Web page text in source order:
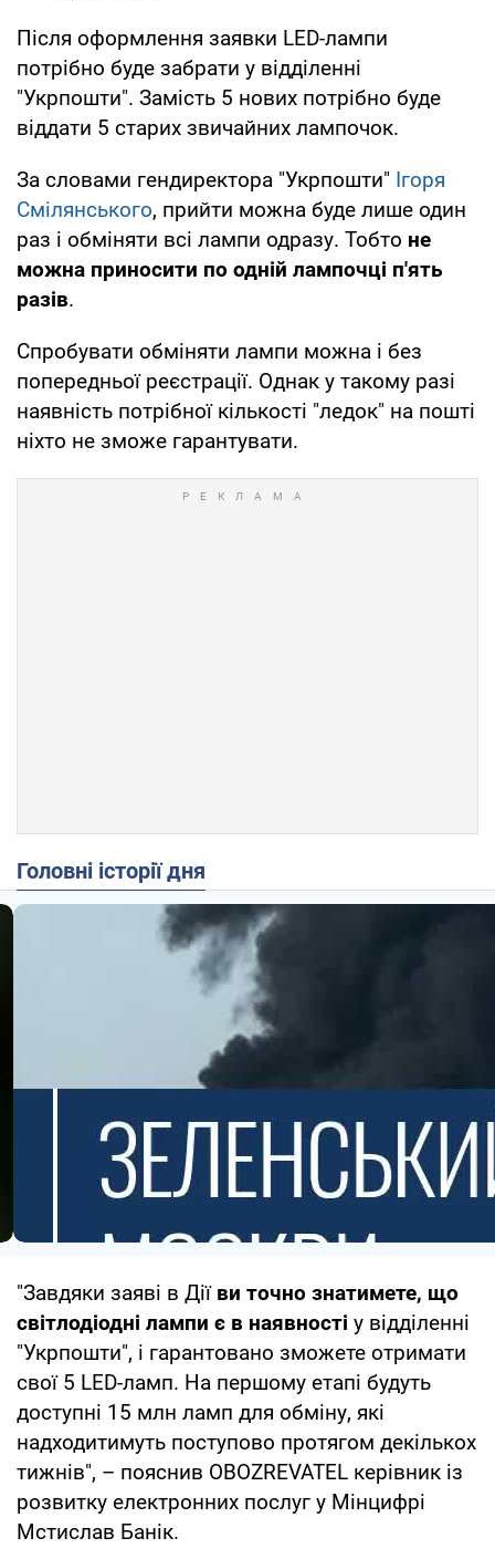
Після оформлення заявки LED-лампи
потрібно буде забрати у відділенні
"Укрпошти". Замість 5 нових потрібно буде
віддати 5 старих звичайних лампочок.
За словами гендиректора "Укрпошти" Ігоря
Смілянського, прийти можна буде лише один
раз і обміняти всі лампи одразу. Тобто не
можна приносити по одній лампочці п'ять
разів.
Спробувати обміняти лампи можна і без
попередньої реєстрації. Однак у такому разі
наявність потрібної кількості "ледок" на пошті
ніхто не зможе гарантувати.
Головні історії дня
"Завдяки заяві в Дії ви точно знатимете, що
світлодіодні лампи є в наявності у відділенні
"Укрпошти", і гарантовано зможете отримати
свої 5 LED-ламп. На першому етапі будуть
доступні 15 млн ламп для обміну, які
надходитимуть поступово протягом декількох
тижнів", – пояснив OBOZREVATEL керівник із
розвитку електронних послуг у Мінцифрі
Мстислав Банік.